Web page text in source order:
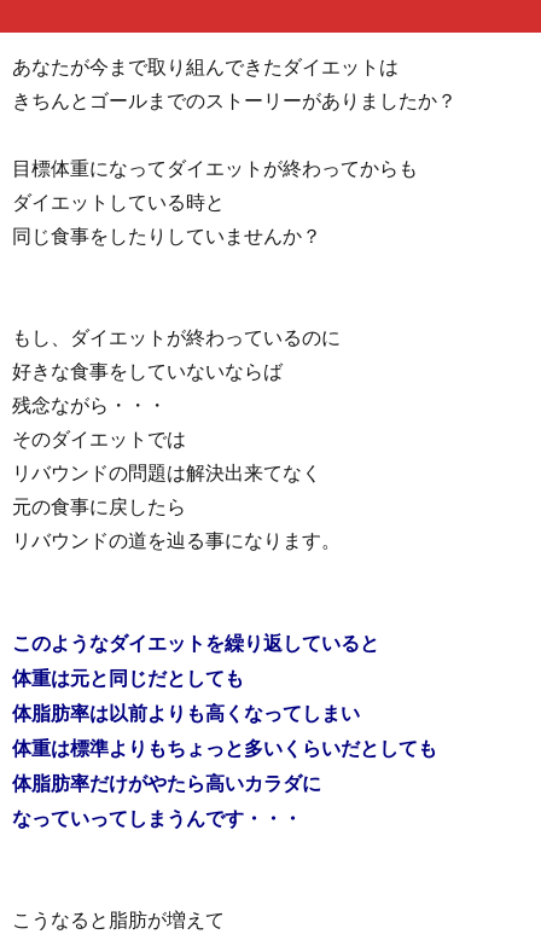
あなたが今まで取り組んできたダイエットは
きちんとゴールまでのストーリーがありましたか？
目標体重になってダイエットが終わってからも
ダイエットしている時と
同じ食事をしたりしていませんか？
もし、ダイエットが終わっているのに
好きな食事をしていないならば
残念ながら・・・
そのダイエットでは
リバウンドの問題は解決出来てなく
元の食事に戻したら
リバウンドの道を辿る事になります。
このようなダイエットを繰り返していると
体重は元と同じだとしても
体脂肪率は以前よりも高くなってしまい
体重は標準よりもちょっと多いくらいだとしても
体脂肪率だけがやたら高いカラダに
なっていってしまうんです・・・
こうなると脂肪が増えて